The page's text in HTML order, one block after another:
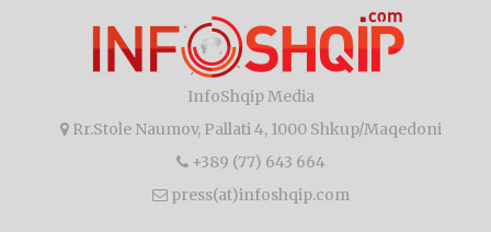
InfoShqip Media
Rr.Stole Naumov, Pallati 4, 1000 Shkup/Maqedoni
+389 (77) 643 664
press(at)infoshqip.com